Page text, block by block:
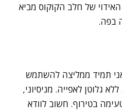
של חלב הקוקוס מביא
בפה.
תמיד ממליצה להשתמש
גלוטן לאפייה. מניסיוני,
בטירוף. חשוב לוודא